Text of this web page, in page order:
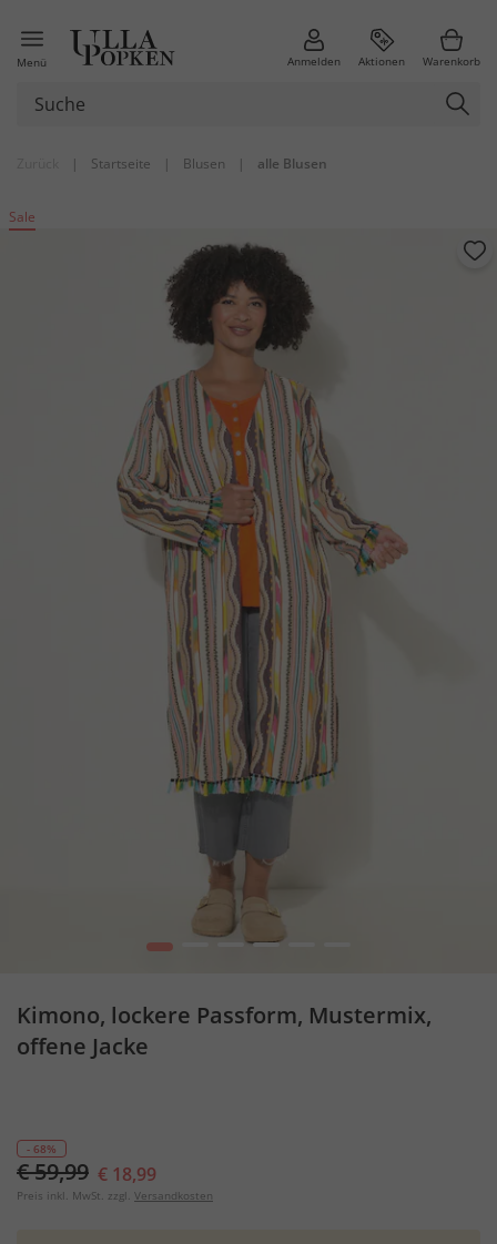
Menü Anmelden Aktionen Warenkorb
| Startseite | Blusen | alle Blusen
Sale
1
Kimono, lockere Passform, Mustermix,
offene Jacke
- 68%
€ 59,99 € 18,99
Preis inkl. MwSt. zzgl. Versandkosten